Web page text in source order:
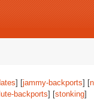
] [jammy-backports] [
backports] [stonking]